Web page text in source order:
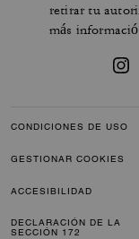
retirar tu
más
CONDICIONES DE USO
GESTIONAR COOKIES
ACCESIBILIDAD
DECLARACIÓN DE LA
SECCIÓN 172